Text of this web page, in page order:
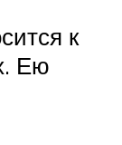
к
Ею